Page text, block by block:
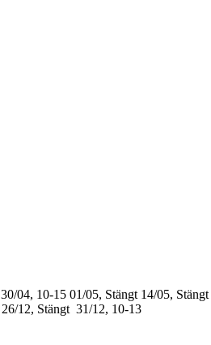
30/04, 10-15 01/05, Stängt 14/05, Stängt
26/12, Stängt 31/12, 10-13